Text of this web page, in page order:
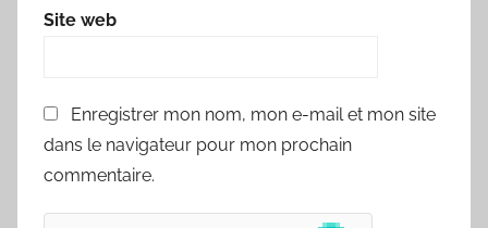
Site web
Enregistrer mon nom, mon e-mail et mon site
dans le navigateur pour mon prochain
commentaire.